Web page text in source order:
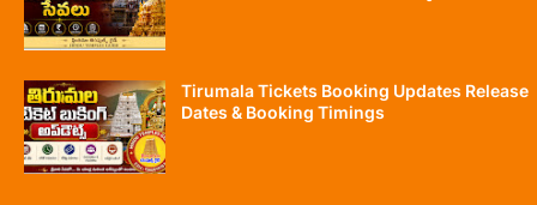
Tirumala Tickets Booking Updates Release
Dates & Booking Timings